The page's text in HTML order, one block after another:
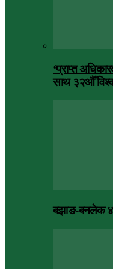
‘प्राप्त
साथ ३२औँ
बझाङ-बनलेक